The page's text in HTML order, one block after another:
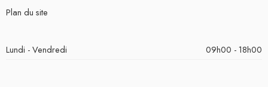
Plan du site
Lundi - Vendredi 09h00 - 18h00